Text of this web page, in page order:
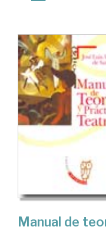
Manual de